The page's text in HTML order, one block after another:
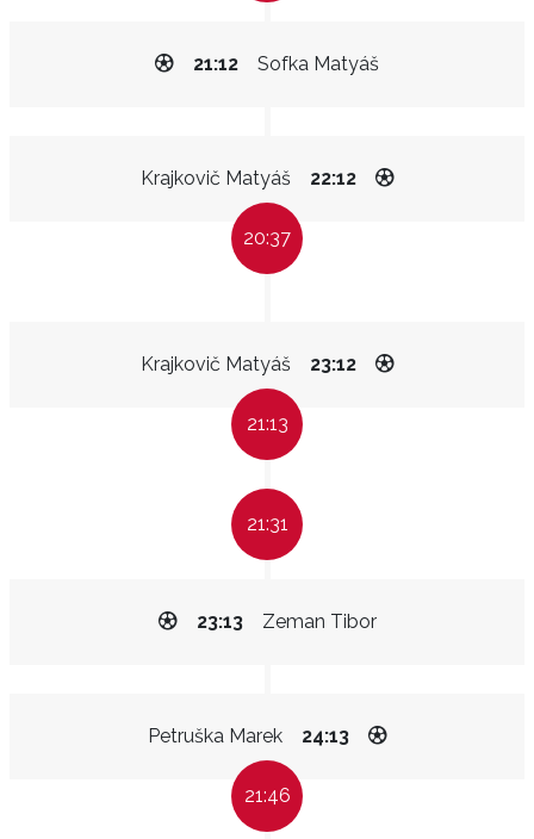
Sofka Matyáš
21:12
Krajkovič Matyáš 22:12
20:37
Krajkovič Matyáš 23:12
21:13
21:31
Zeman Tibor
23:13
Petruška Marek 24:13
21:46